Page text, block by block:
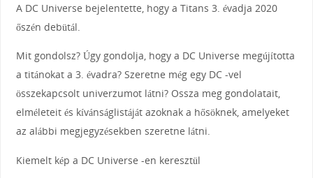
A DC Universe bejelentette, hogy a Titans 3. évadja 2020
őszén debütál.
Mit gondolsz? Úgy gondolja, hogy a DC Universe megújította
a titánokat a 3. évadra? Szeretne még egy DC -vel
összekapcsolt univerzumot látni? Ossza meg gondolatait,
elméleteit és kívánságlistáját azoknak a hősöknek, amelyeket
az alábbi megjegyzésekben szeretne látni.
Kiemelt kép a DC Universe -en keresztül